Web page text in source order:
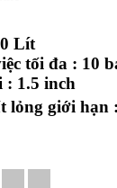
Lít
tối đa : 10
: 1.5 inch
lỏng giới hạn